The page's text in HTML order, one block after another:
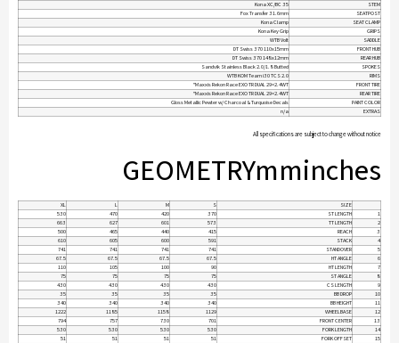
STEM
Kona XC/BC 35
SEATPOST
Fox Transfer 31.6mm
SEAT CLAMP
Kona Clamp
GRIPS
Kona Key Grip
SADDLE
WTB Volt
FRONT HUB
DT Swiss 370 110x15mm
REAR HUB
DT Swiss 370 148x12mm
SPOKES
Sandvik Stainless Black 2.0/1.8 Butted
RIMS
WTB KOM Team i30 TCS 2.0
FRONT TIRE
Maxxis Rekon Race EXO TR DUAL 29×2.4WT"
REAR TIRE
Maxxis Rekon Race EXO TR DUAL 29×2.4WT"
PAINT COLOR
Gloss Metallic Pewter w/ Charcoal & Turquoise Decals
EXTRAS
n/a
All specifications are subject to change without notice
GEOMETRYmminches
SIZE
S
M
L
XL
1
ST LENGTH
370
420
470
530
2
TT LENGTH
573
601
627
663
3
REACH
415
440
465
500
4
STACK
591
600
605
610
5
STANDOVER
741
741
741
741
6
HT ANGLE
67.5
67.5
67.5
67.5
7
HT LENGTH
90
100
105
110
8
ST ANGLE
75
75
75
75
9
CS LENGTH
430
430
430
430
10
BB DROP
35
35
35
35
11
BB HEIGHT
340
340
340
340
12
WHEELBASE
1129
1158
1185
1222
13
FRONT CENTER
701
730
757
794
14
FORK LENGTH
530
530
530
530
15
FORK OFFSET
51
51
51
51